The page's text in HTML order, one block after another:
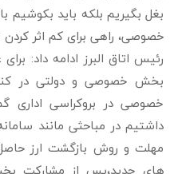
بغل بگیریم بلکه باید بکوشیم
خصوصی، راهی برای کم اثر کردن
رئیس اتاق البرز ادامه داد:
بخش خصوصی و دولتی در
خصوصی در بروکراسی اداری
داشتیم در مباحثی مانند
مهلت و روش بازگشت ارز
های جدید،پس از مشارکت